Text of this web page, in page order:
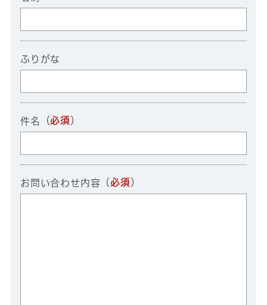
ふりがな
件名 （必須 ）
お問い合わせ内容 （必須 ）